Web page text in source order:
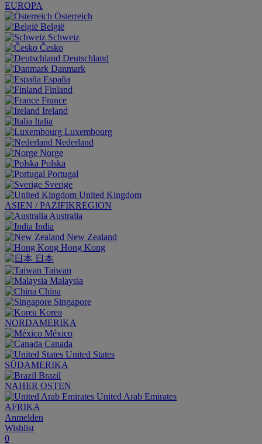
EUROPA
Österreich
België
Schweiz
Česko
Deutschland
Danmark
España
Finland
France
Ireland
Italia
Luxembourg
Nederland
Norge
Polska
Portugal
Sverige
United Kingdom
ASIEN / PAZIFIKREGION
Australia
India
New Zealand
Hong Kong
日本
Taiwan
Malaysia
China
Singapore
Korea
NORDAMERIKA
México
Canada
United States
SÜDAMERIKA
Brazil
NAHER OSTEN
United Arab Emirates
AFRIKA
Anmelden
Wishlist
0